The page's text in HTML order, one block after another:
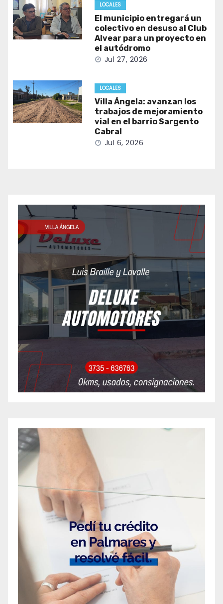
LOCALES
El municipio entregará un
colectivo en desuso al Club
Alvear para un proyecto en
el autódromo
Jul 27, 2026
LOCALES
Villa Ángela: avanzan los
trabajos de mejoramiento
vial en el barrio Sargento
Cabral
Jul 6, 2026